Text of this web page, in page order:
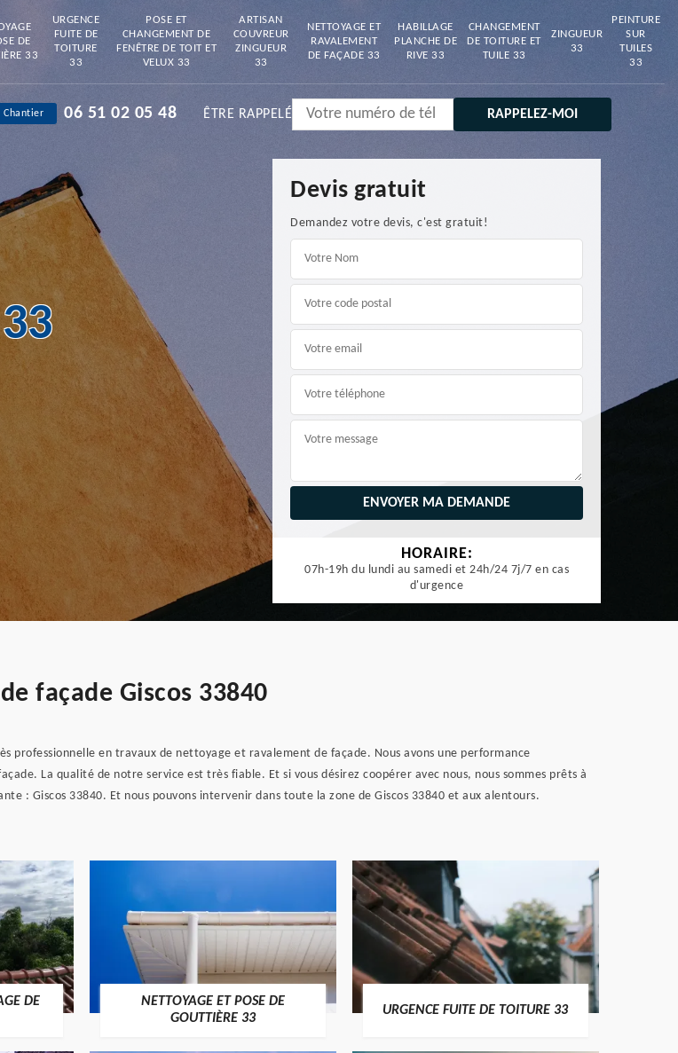
DE
33
URGENCE
FUITE DE
TOITURE
33
POSE ET
CHANGEMENT DE
FENÊTRE DE TOIT ET
VELUX 33
ARTISAN
COUVREUR
ZINGUEUR
33
NETTOYAGE ET
RAVALEMENT
DE FAÇADE 33
HABILLAGE
PLANCHE DE
RIVE 33
CHANGEMENT
DE TOITURE ET
TUILE 33
ZINGUEUR
33
PEINTURE
SUR
TUILES
33
Chantier 06 51 02 05 48 ÊTRE RAPPELÉ
Devis gratuit
Demandez votre devis, c'est gratuit!
HORAIRE:
07h-19h du lundi au samedi et 24h/24 7j/7 en cas
d'urgence
façade Giscos 33840
professionnelle en travaux de nettoyage et ravalement de façade. Nous avons une performance
La qualité de notre service est très fiable. Et si vous désirez coopérer avec nous, nous sommes prêts à
: Giscos 33840. Et nous pouvons intervenir dans toute la zone de Giscos 33840 et aux alentours.
DE
NETTOYAGE ET POSE DE
GOUTTIÈRE 33
URGENCE FUITE DE TOITURE 33